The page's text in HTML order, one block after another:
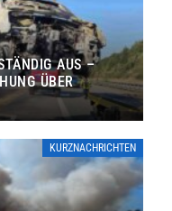
AUS –
ÜBER
KURZNACHRICHTEN